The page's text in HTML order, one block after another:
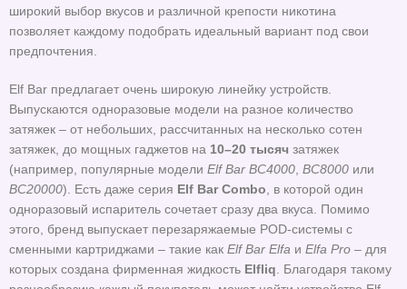
широкий выбор вкусов и различной крепости никотина
позволяет каждому подобрать идеальный вариант под свои
предпочтения.
Elf Bar предлагает очень широкую линейку устройств.
Выпускаются одноразовые модели на разное количество
затяжек – от небольших, рассчитанных на несколько сотен
затяжек, до мощных гаджетов на 10–20 тысяч затяжек
(например, популярные модели Elf Bar BC4000, BC8000 или
BC20000). Есть даже серия Elf Bar Combo, в которой один
одноразовый испаритель сочетает сразу два вкуса. Помимо
этого, бренд выпускает перезаряжаемые POD-системы с
сменными картриджами – такие как Elf Bar Elfa и Elfa Pro – для
которых создана фирменная жидкость Elfliq. Благодаря такому